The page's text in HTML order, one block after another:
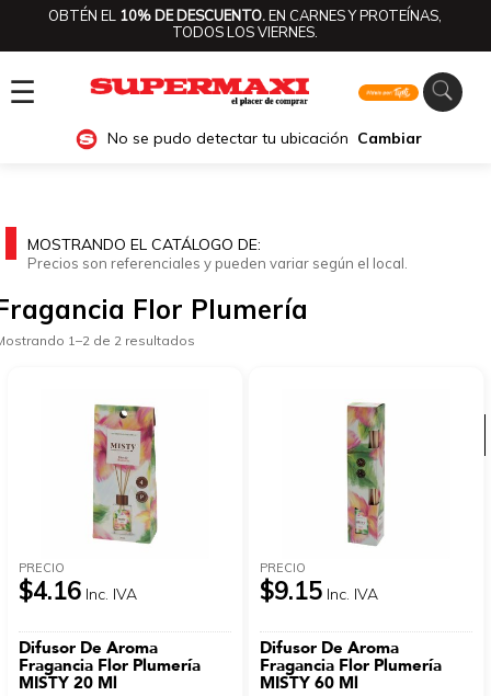
OBTÉN EL 10% DE DESCUENTO.EN CARNES Y PROTEÍNAS,
TODOS LOS VIERNES.
☰
No se pudo detectar tu ubicación Cambiar
Ver categorías
MOSTRANDO EL CATÁLOGO DE:
Precios son referenciales y pueden variar según el local.
Flor Plumería
1–2 de 2 resultados
PRECIO
$4.16 Inc. IVA
Difusor De Aroma
Fragancia Flor Plumería
MISTY 20 Ml
PRECIO
$9.15 Inc. IVA
Difusor De Aroma
Fragancia Flor Plumería
MISTY 60 Ml